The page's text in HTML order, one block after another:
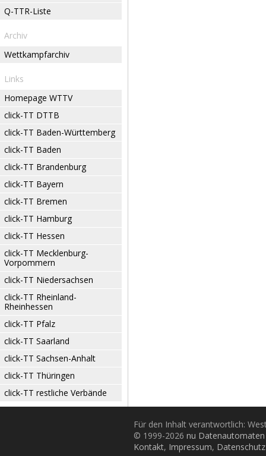
Q-TTR-Liste
Archiv
Wettkampfarchiv
Links
Homepage WTTV
click-TT DTTB
click-TT Baden-Württemberg
click-TT Baden
click-TT Brandenburg
click-TT Bayern
click-TT Bremen
click-TT Hamburg
click-TT Hessen
click-TT Mecklenburg-
Vorpommern
click-TT Niedersachsen
click-TT Rheinland-
Rheinhessen
click-TT Pfalz
click-TT Saarland
click-TT Sachsen-Anhalt
click-TT Thüringen
click-TT restliche Verbände
Für den Inhalt verantwortlich:
© 1999-2026 nu
Kontakt, Impressum, Datenschutz